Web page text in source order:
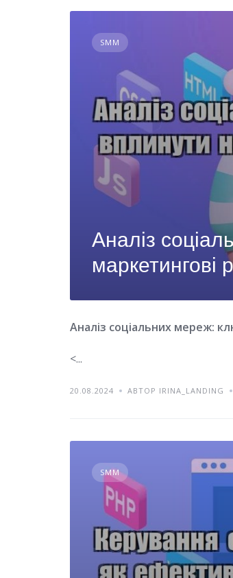
SMM
Аналіз
маркетингові
Аналіз соціальних мереж:
<...
20.08.2024 АВТОР IRINA_LANDING
SMM